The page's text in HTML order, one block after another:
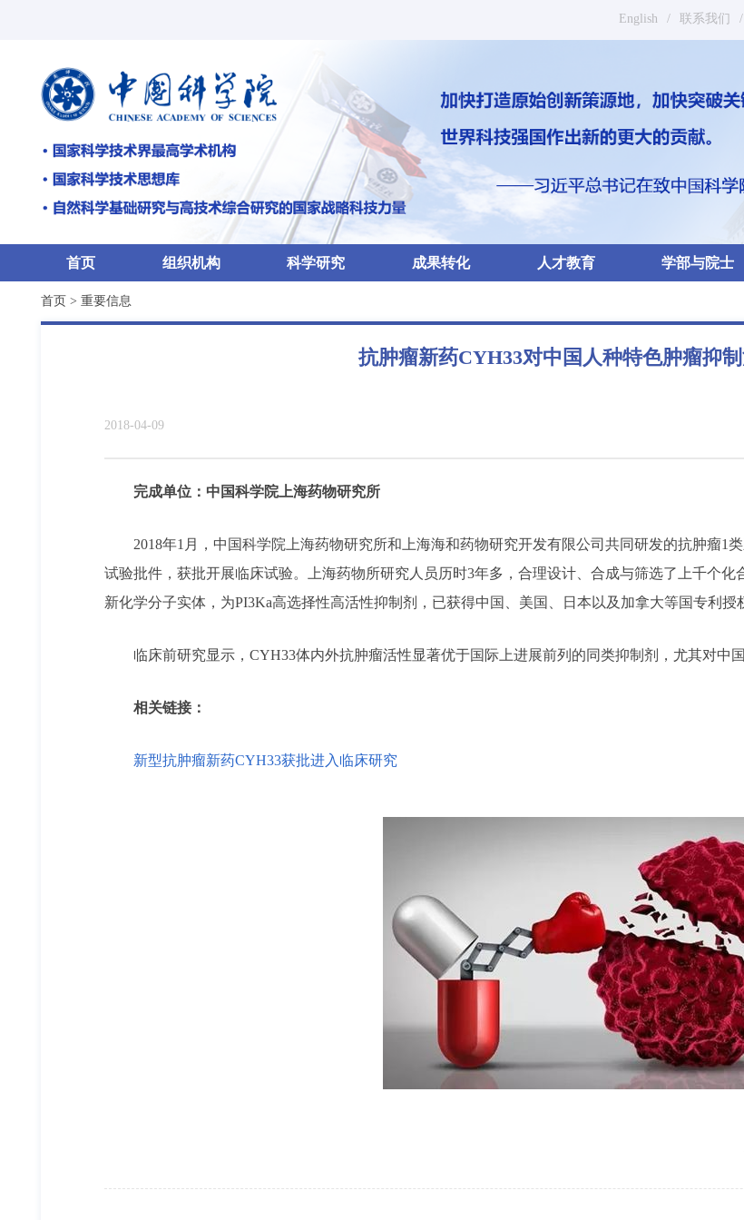
English / 联系我们 /
首页 组织机构 科学研究 成果转化 人才教育 学部与院士
首页 > 重要信息
抗肿瘤新药CYH33对中国人种特色肿瘤抑
2018-04-09
完成单位：中国科学院上海药物研究所
2018年1月，中国科学院上海药物研究所和上海海和药物研究开发有限公司共同研发的抗肿瘤1
试验批件，获批开展临床试验。上海药物所研究人员历时3年多，合理设计、合成与筛选了上千个
新化学分子实体，为PI3Ka高选择性高活性抑制剂，已获得中国、美国、日本以及加拿大等国专利授
临床前研究显示，CYH33体内外抗肿瘤活性显著优于国际上进展前列的同类抑制剂，尤其对中国
相关链接：
新型抗肿瘤新药CYH33获批进入临床研究